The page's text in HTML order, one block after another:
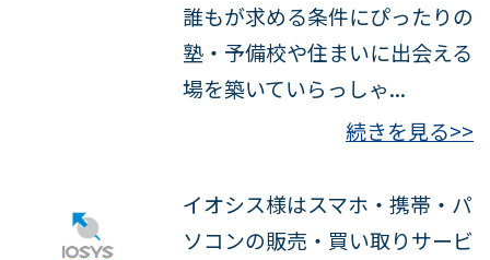
誰もが求める条件にぴったりの
塾・予備校や住まいに出会える
場を築いていらっしゃ...
続きを見る>>
イオシス様はスマホ・携帯・パ
ソコンの販売・買い取りサービ